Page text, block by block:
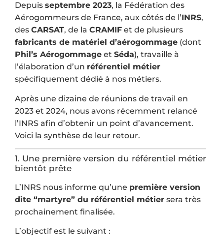
Depuis septembre 2023, la Fédération des
Aérogommeurs de France, aux côtés de l’INRS,
des CARSAT, de la CRAMIF et de plusieurs
fabricants de matériel d’aérogommage (dont
Phil’s Aérogommage et Séda), travaille à
l’élaboration d’un référentiel métier
spécifiquement dédié à nos métiers.
Après une dizaine de réunions de travail en
2023 et 2024, nous avons récemment relancé
l’INRS afin d’obtenir un point d’avancement.
Voici la synthèse de leur retour.
1. Une première version du référentiel métier
bientôt prête
L’INRS nous informe qu’une première version
dite “martyre” du référentiel métier sera très
prochainement finalisée.
L’objectif est le suivant :